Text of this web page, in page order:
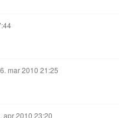
mar 2010 21:25
apr 2010 23:20